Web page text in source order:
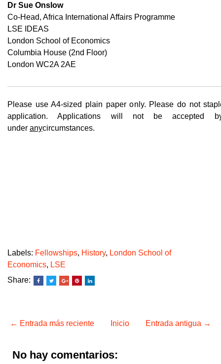
Dr Sue Onslow
Co-Head, Africa International Affairs Programme
LSE IDEAS
London School of Economics
Columbia House (2nd Floor)
London WC2A 2AE
Please use A4-sized plain paper only. Please do not
application. Applications will not be accepted
under anycircumstances.
Labels: Fellowships, History, London School of
Economics, LSE
Share:
← Entrada más reciente Entrada antigua →
Inicio
No hay comentarios: